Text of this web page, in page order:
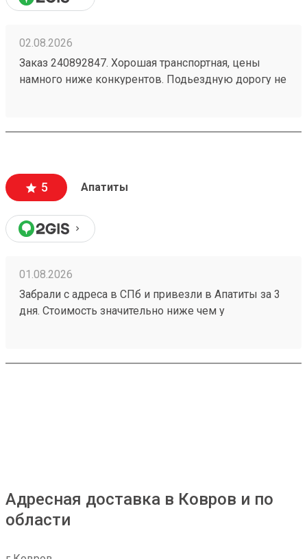
02.08.2026
Заказ 240892847. Хорошая транспортная, цены
намного ниже конкурентов. Подьездную дорогу не
подскажут как лучше упаковать. Заказы
5 Апатиты
01.08.2026
Забрали с адреса в СПб и привезли в Апатиты за 3
дня. Стоимость значительно ниже чем у
компанией! Номер заказа 260691900.
Адресная доставка в Ковров и по
области